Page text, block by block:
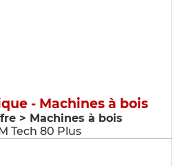
- Machines à bois
> Machines à bois
Tech 80 Plus